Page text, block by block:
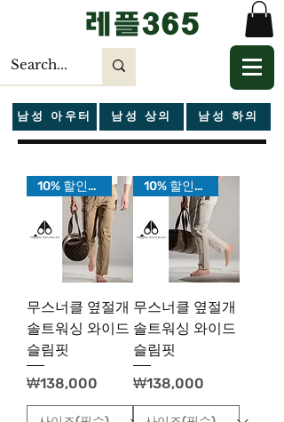
​레플365
남성 아우터 남성 상의 남성 하의
10% 할인가!
무스너클 옆절개
솔트워싱 와이드
슬림핏
가격
₩138,000
10% 할인가!
무스너클 옆절개
솔트워싱 와이드
슬림핏
가격
₩138,000